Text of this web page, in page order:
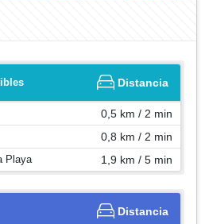
Distancia
0,5 km / 2 min
0,8 km / 2 min
Playa 1,9 km / 5 min
Distancia